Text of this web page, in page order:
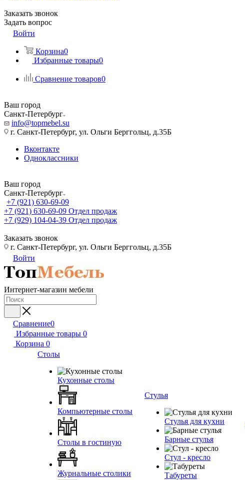
Заказать звонок
Задать вопрос
Войти
Корзина0
Избранные товары0
Сравнение товаров0
Ваш город
Санкт-Петербург
info@topmebel.su
г. Санкт-Петербург, ул. Ольги Берггольц, д.35Б
Вконтакте
Одноклассники
Ваш город
Санкт-Петербург
+7 (921) 630-69-09
+7 (921) 630-69-09 Отдел продаж
+7 (929) 104-04-39 Отдел продаж
Заказать звонок
г. Санкт-Петербург, ул. Ольги Берггольц, д.35Б
Войти
Интернет-магазин мебели
Сравнение0
Избранные товары 0
Корзина 0
Столы
Кухонные столы
Компьютерные столы
Столы в гостиную
Журнальные столики
Стулья
Стулья для кухни
Барные стулья
Стул - кресло
Табуреты